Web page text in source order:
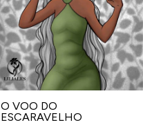
O VOO DO
ESCARAVELHO